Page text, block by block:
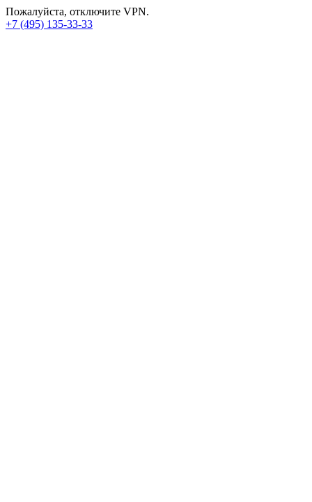
Пожалуйста, отключите VPN.
+7 (495) 135-33-33